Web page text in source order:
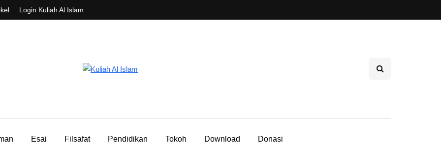
Login Kuliah Al Islam
Esai Filsafat Pendidikan Tokoh Download Donasi